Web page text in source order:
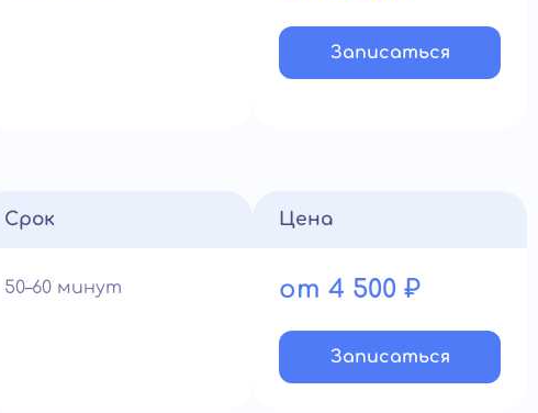
Записатьcя
Срок
50–60 минут
Цена
от 4 500 ₽
Записатьcя